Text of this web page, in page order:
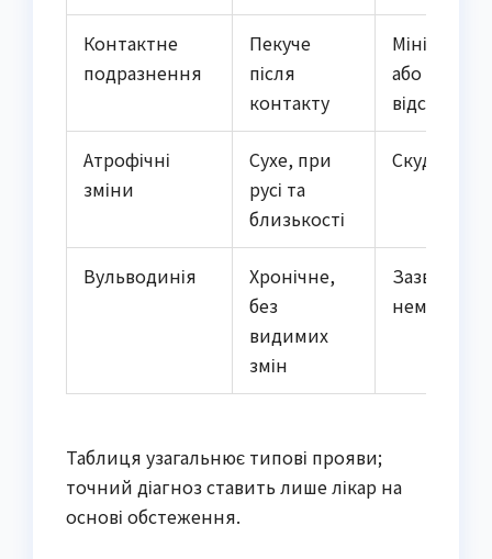
Контактне
подразнення
Пекуче
після
контакту
Мінімальні
або
відсутні
Атрофічні
зміни
Сухе, при
русі та
близькості
Скудні
Вульводинія
Хронічне,
без
видимих
змін
Зазвичай
немає
Таблиця узагальнює типові прояви;
точний діагноз ставить лише лікар на
основі обстеження.